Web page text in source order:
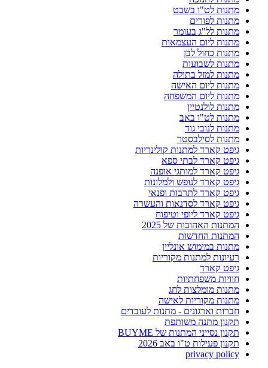
מתנות לט"ו בשבט
מתנות לפורים
מתנות לל"ג בעומר
מתנות ליום העצמאות
מתנות כחול לבן
מתנות לשבועות
מתנות למזל בתולה
מתנות ליום האישה
מתנות ליום המשפחה
מתנות לולנטיין
מתנות לט"ו באב
מתנות לנובי גוד
מתנות לסילבסטר
גיפט קארד למתנות קולינריות
גיפט קארד לבתי ספא
גיפט קארד למותגי אופנה
גיפט קארד לנופש ולמלונות
גיפט קארד לתרבות ופנאי
גיפט קארד לסדנאות והעשרה
גיפט קארד ליופי וטיפוח
המתנות האהובות של 2025
המתנות החדשות
מתנות במימוש אונליין
רעיונות למתנות מקוריות
גיפט קארד
חוויות משפחתיות
מתנות מומלצות לחג
מתנות מקוריות לאישה
חברות וארגונים - מתנות לעובדים
תקנון מתנה משותפת
תקנון נסייני המתנות של BUYME
תקנון פעילות ט"ו באב 2026
privacy policy